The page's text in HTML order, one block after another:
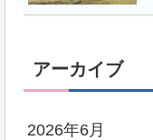
アーカイブ
2026年6月